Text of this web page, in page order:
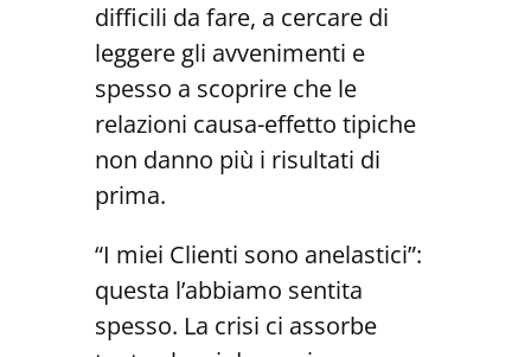
difficili da fare, a cercare di
leggere gli avvenimenti e
spesso a scoprire che le
relazioni causa-effetto tipiche
non danno più i risultati di
prima.
“I miei Clienti sono anelastici”:
questa l’abbiamo sentita
spesso. La crisi ci assorbe